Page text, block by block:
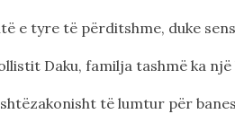
e tyre të përditshme, duke
Daku, familja tashmë ka
të lumtur për